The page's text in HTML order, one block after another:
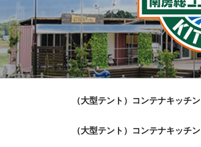
ス
キ
ッ
プ
（大型テント）コンテナキッチン
（大型テント）コンテナキッチン